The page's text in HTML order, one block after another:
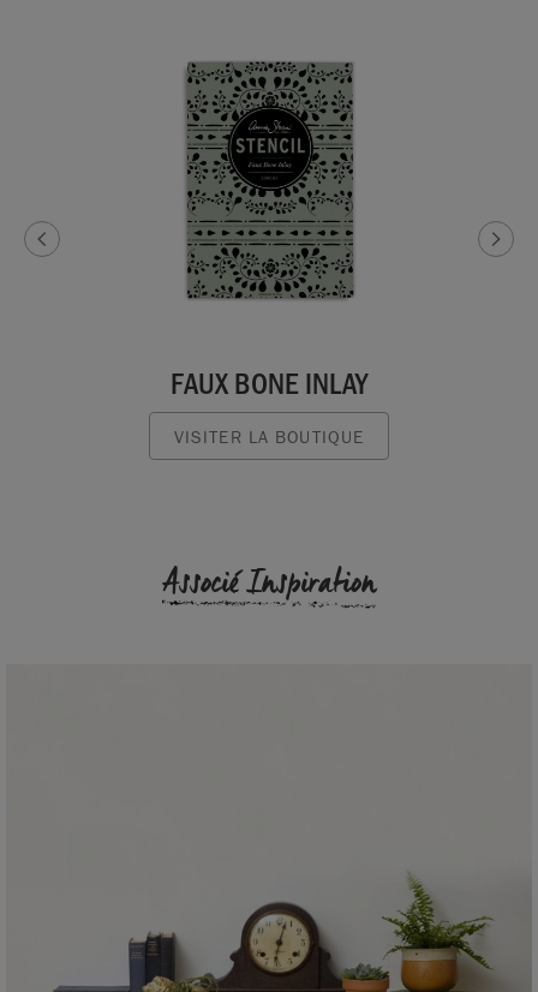
FAUX BONE INLAY
VISITER LA BOUTIQUE
Associé Inspiration